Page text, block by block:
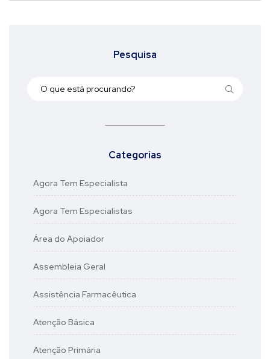
Pesquisa
Categorias
Agora Tem Especialista
Agora Tem Especialistas
Área do Apoiador
Assembleia Geral
Assistência Farmacêutica
Atenção Básica
Atenção Primária